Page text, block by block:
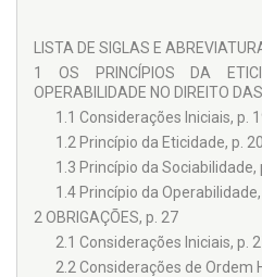
LISTA DE SIGLAS E
1 OS PRINCÍPIOS DA
OPERABILIDADE NO DIREITO
1.1 Considerações Iniciais, p.
1.2 Princípio da Eticidade, p. 20
1.3 Princípio da Sociabilidade,
1.4 Princípio da
2 OBRIGAÇÕES, p. 27
2.1 Considerações Iniciais, p.
2.2 Considerações de Ordem